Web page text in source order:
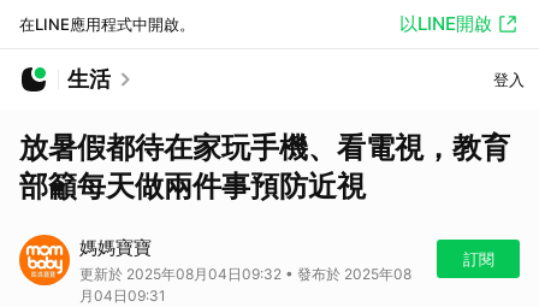
在LINE應用程式中開啟。 以LINE開啟
生活 登入
放暑假都待在家玩手機、看電視，教育
部籲每天做兩件事預防近視
媽媽寶寶
更新於 2025年08月04日09:32 • 發布於 2025年08
月04日09:31
訂閱